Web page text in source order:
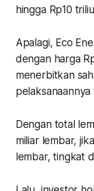
hingga Rp10
Apalagi, Eco
dengan harga
menerbitkan
Dengan total
miliar lembar,
lembar, tingkat